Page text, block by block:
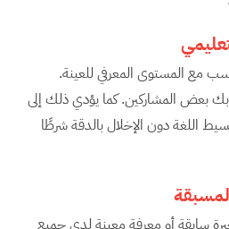
مع المستوى المعرفي للعينة.
بعض المشاركين. كما يؤدي ذلك إلى
اللغة دون الإخلال بالدقة شرطًا
سابقة أو معرفة معينة لدى جميع